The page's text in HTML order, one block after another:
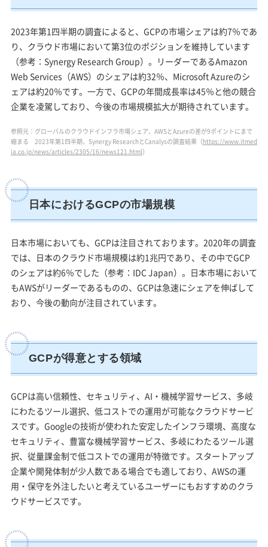
2023年第1四半期の調査によると、GCPの市場シェアは約7％であ
り、クラウド市場において第3位のポジションを維持しています
（参考：Synergy Research Group）。リーダーであるAmazon
Web Services（AWS）のシェアは約32％、Microsoft Azureのシ
ェアは約20％です。一方で、GCPの年間成長率は45％と他の競合
企業を凌駕しており、今後の市場規模拡大が期待されています。
参照元：グローバルのクラウドインフラ市場シェア、AWSとAzureの差が9ポイントにまで
縮まる 2023年第1四半期、Synergy ResearchとCanalysの調査結果 （https://www.itmed
ia.co.jp/news/articles/2305/16/news121.html）
日本におけるGCPの市場規模
日本市場においても、GCPは注目されております。2020年の調査
では、日本のクラウド市場規模は約1兆円であり、その中でGCP
のシェアは約6％でした（参考：IDC Japan）。日本市場において
もAWSがリーダーであるものの、GCPは急速にシェアを伸ばして
おり、今後の動向が注目されています。
GCPが得意とする領域
GCPは高い信頼性、セキュリティ、AI・機械学習サービス、多岐
にわたるツール選択、低コストでの運用が可能なクラウドサービ
スです。Googleの技術が使われた安定したインフラ環境、高度な
セキュリティ、豊富な機械学習サービス、多岐にわたるツール選
択、従量課金制で低コストでの運用が特徴です。スタートアップ
企業や開発体制が少人数である場合でも適しており、AWSの運
用・保守を外注したいと考えているユーザーにもおすすめのクラ
ウドサービスです。